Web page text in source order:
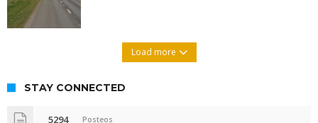
Load more
STAY CONNECTED
5294 Posteos